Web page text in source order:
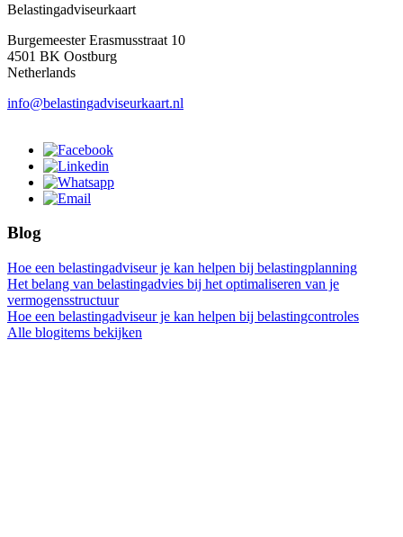
Belastingadviseurkaart
Burgemeester Erasmusstraat 10
4501 BK Oostburg
Netherlands
info@belastingadviseurkaart.nl
Blog
Hoe een belastingadviseur je kan helpen bij belastingplanning
Het belang van belastingadvies bij het optimaliseren van je
vermogensstructuur
Hoe een belastingadviseur je kan helpen bij belastingcontroles
Alle blogitems bekijken